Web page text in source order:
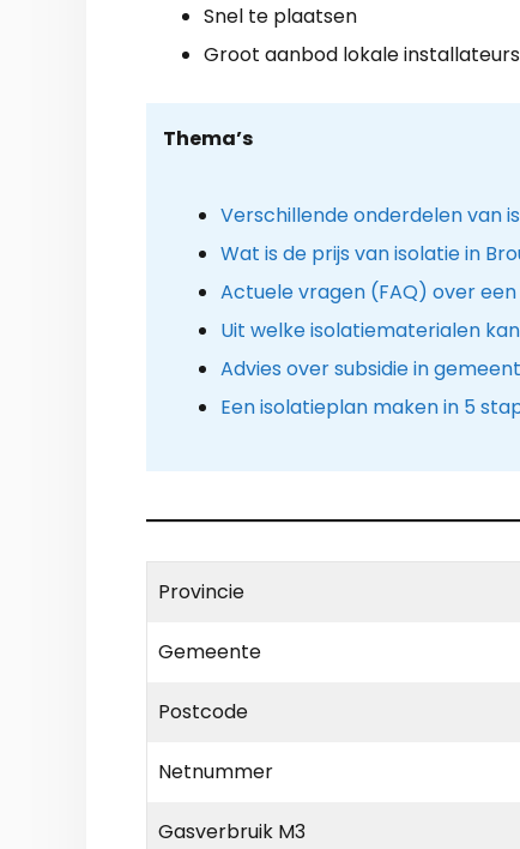
Snel te plaatsen
Groot aanbod lokale installateurs
Thema’s
Verschillende onderdelen van
Wat is de prijs van isolatie in
Actuele vragen (FAQ) over een
Uit welke isolatiematerialen
Advies over subsidie in
Een isolatieplan maken in 5
Provincie
Gemeente
Postcode
Netnummer
Gasverbruik M3